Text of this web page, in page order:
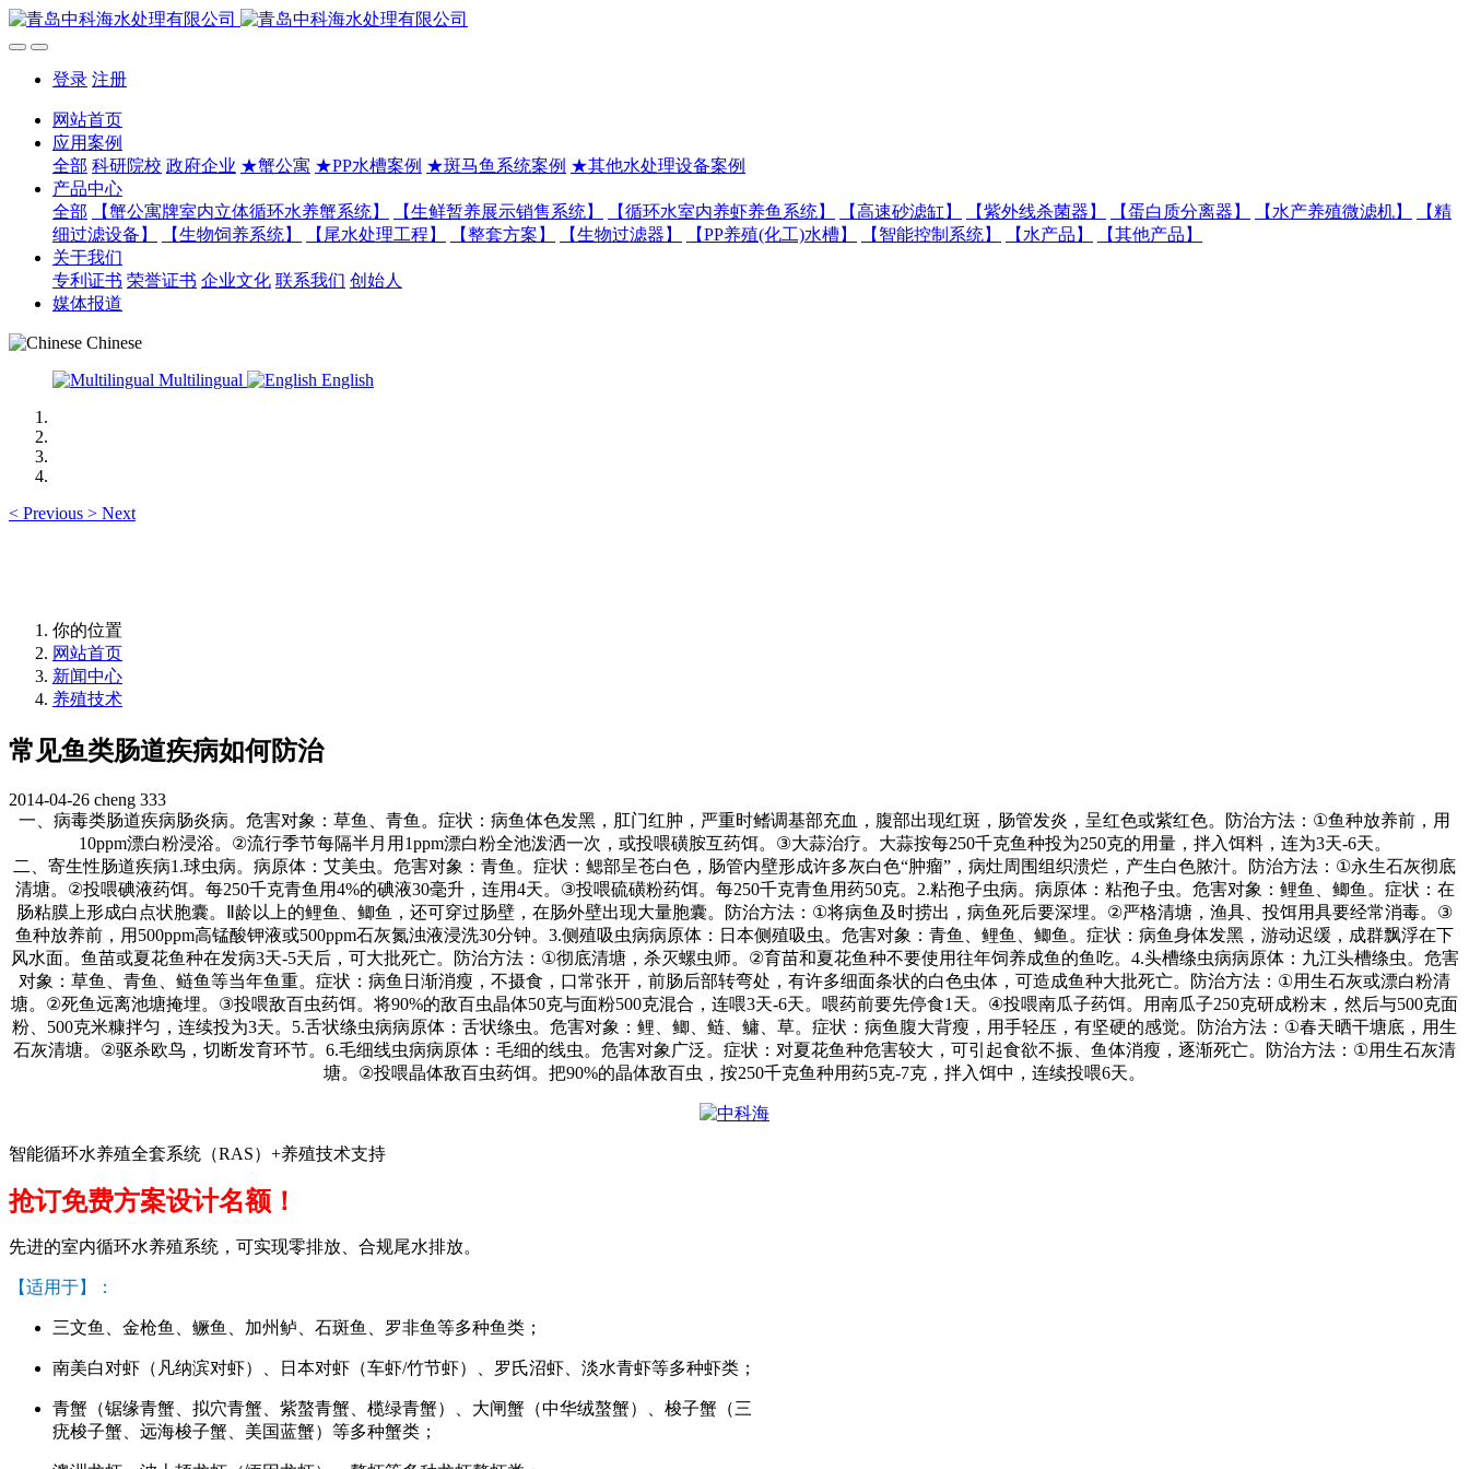
登录 注册
网站首页
应用案例
全部 科研院校 政府企业 ★蟹公寓 ★PP水槽案例 ★斑马鱼系统案例 ★其他水处理设备案例
产品中心
全部
【蟹公寓牌室内立体循环水养蟹系统】 【生鲜暂养展示销售系统】 【循环水室内养虾养鱼系统】 【高速砂滤缸】 【紫外线杀菌器】 【蛋白质分离器】 【水产养殖微滤机】
【精
细过滤设备】
【生物饲养系统】 【尾水处理工程】 【整套方案】 【生物过滤器】 【PP养殖(化工)水槽】 【智能控制系统】 【水产品】
【其他产品】
关于我们
专利证书 荣誉证书 企业文化 联系我们 创始人
媒体报道
Chinese
Multilingual
English
< Previous > Next
你的位置
网站首页
新闻中心
养殖技术
常见鱼类肠道疾病如何防治
2014-04-26 cheng 333
一、病毒类肠道疾病肠炎病。危害对象：草鱼、青鱼。症状：病鱼体色发黑，肛门红肿，严重时鳍调基部充血，腹部出现红斑，肠管发炎，呈红色或紫红色。防治方法： ①鱼种放养前，用
10ppm漂白粉浸浴。 ②流行季节每隔半月用 1ppm漂白粉全池泼洒一次，或投喂磺胺互药饵。 ③大蒜治疗。大蒜按每250千克鱼种投为250克的用量，拌入饵料，连为3天-6天。
二、寄生性肠道疾病1.球虫病。病原体：艾美虫。危害对象：青鱼。症状：鳃部呈苍白色，肠管内壁形成许多灰白色“肿瘤” ，病灶周围组织溃烂，产生白色脓汁。防治方法： ①永生石灰彻底
清塘。 ②投喂碘液药饵。每250千克青鱼用4%的碘液30毫升，连用4天。 ③投喂硫磺粉药饵。每250千克青鱼用药50克。 2.粘孢子虫病。病原体：粘孢子虫。危害对象：鲤鱼、鲫鱼。症状：在
肠粘膜上形成白点状胞囊。
龄以上的鲤鱼、鲫鱼，还可穿过肠壁，在肠外壁出现大量胞囊。防治方法： ①将病鱼及时捞出，病鱼死后要深埋。 ②严格清塘，渔具、投饵用具要经常消毒。 ③
鱼种放养前，用 500ppm高锰酸钾液或500ppm石灰氮浊液浸洗30分钟。 3.侧殖吸虫病病原体：日本侧殖吸虫。危害对象：青鱼、鲤鱼、鲫鱼。症状：病鱼身体发黑，游动迟缓，成群飘浮在下
风水面。鱼苗或夏花鱼种在发病3天-5天后，可大批死亡。防治方法： ①彻底清塘，杀灭螺虫师。 ②育苗和夏花鱼种不要使用往年饲养成鱼的鱼吃。 4.头槽绦虫病病原体：九江头槽绦虫。危害
对象：草鱼、青鱼、鲢鱼等当年鱼重。症状：病鱼日渐消瘦，不摄食，口常张开，前肠后部转弯处，有许多细面条状的白色虫体，可造成鱼种大批死亡。防治方法： ①用生石灰或漂白粉清
塘。 ②死鱼远离池塘掩埋。 ③投喂敌百虫药饵。将90%的敌百虫晶体50克与面粉500克混合，连喂3天-6天。喂药前要先停食1 天。 ④投喂南瓜子药饵。用南瓜子250克研成粉末，然后与500克面
粉、 500克米糠拌匀，连续投为3天。 5.舌状绦虫病病原体：舌状绦虫。危害对象：鲤、鲫、鲢、鳙、草。症状：病鱼腹大背瘦，用手轻压，有坚硬的感觉。防治方法： ①春天晒干塘底，用生
石灰清塘。 ②驱杀欧鸟，切断发育环节。 6.毛细线虫病病原体：毛细的线虫。危害对象广泛。症状：对夏花鱼种危害较大，可引起食欲不振、鱼体消瘦，逐渐死亡。防治方法： ①用生石灰清
塘。 ②投喂晶体敌百虫药饵。把90%的晶体敌百虫，按250千克鱼种用药5克-7克，拌入饵中，连续投喂6天。
智能循环水养殖全套系统（RAS）+养殖技术支持
抢订免费方案设计名额！
先进的室内循环水养殖系统，可实现零排放、合规尾水排放。
【适用于】：
三文鱼、金枪鱼、鳜鱼、加州鲈、石斑鱼、罗非鱼等多种鱼类；
南美白对虾（凡纳滨对虾）、日本对虾（车虾/竹节虾）、罗氏沼虾、淡水青虾等多种虾类；
青蟹（锯缘青蟹、拟穴青蟹、紫螯青蟹、榄绿青蟹）、大闸蟹（中华绒螯蟹）、梭子蟹（三
疣梭子蟹、远海梭子蟹、美国蓝蟹）等多种蟹类；